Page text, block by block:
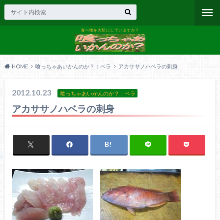
食べ物を大切にしていますか？
HOME 喰っちゃあいかんのか？：ベラ アカササノハベラの刺身
2012.10.23 喰っちゃあいかんのか？：ベラ
アカササノハベラの刺身